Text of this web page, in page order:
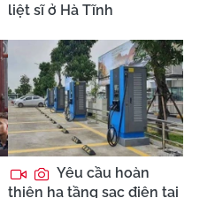
liệt sĩ ở Hà Tĩnh
Yêu cầu hoàn
thiện hạ tầng sạc điện tại